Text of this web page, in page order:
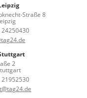
Straße 8
24250430
2
21952530